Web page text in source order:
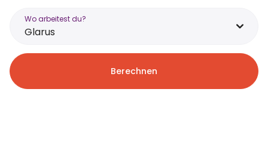
Wo arbeitest du?
Glarus
Berechnen